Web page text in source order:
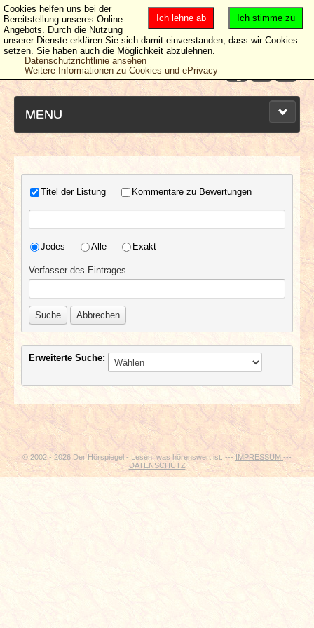
MENU
BERICHTE
INTERVIEWS
SPECIALS
LINKS
ARCHIV
Titel der Listung Kommentare zu Bewertungen
Jedes Alle Exakt
Verfasser des Eintrages
Suche Abbrechen
Erweiterte Suche:
© 2002 - 2026 Der Hörspiegel - Lesen, was hörenswert ist. ---IMPRESSUM ---
DATENSCHUTZ
Ich stimme zu
Ich lehne ab
Cookies helfen uns bei der
Bereitstellung unseres Online-
Angebots. Durch die Nutzung
unserer Dienste erklären Sie sich damit einverstanden, dass wir Cookies
setzen. Sie haben auch die Möglichkeit abzulehnen.
Datenschutzrichtlinie ansehen
Weitere Informationen zu Cookies und ePrivacy